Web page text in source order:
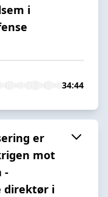
i
34:44
er
mot
-
direktør i